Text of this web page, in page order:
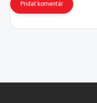
Pridať komentár